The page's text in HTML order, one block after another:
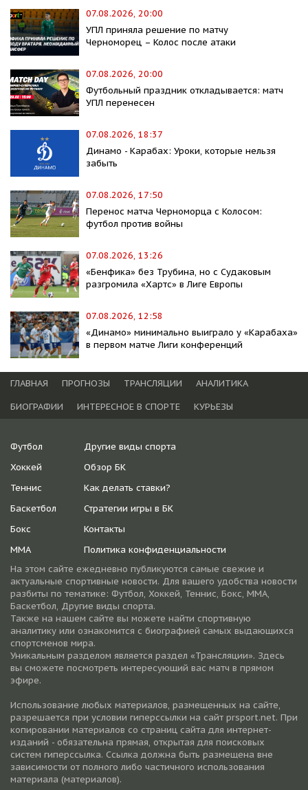
07.08.2026, 20:00
УПЛ приняла решение по матчу
Черноморец – Колос после атаки
07.08.2026, 20:00
Футбольный праздник откладывается: матч
УПЛ перенесен
07.08.2026, 18:37
Динамо - Карабах: Уроки, которые нельзя
забыть
07.08.2026, 17:50
Перенос матча Черноморца с Колосом:
футбол против войны
07.08.2026, 13:26
«Бенфика» без Трубина, но с Судаковым
разгромила «Хартс» в Лиге Европы
07.08.2026, 12:58
«Динамо» минимально выиграло у «Карабаха»
в первом матче Лиги конференций
ГЛАВНАЯ ПРОГНОЗЫ ТРАНСЛЯЦИИ
АНАЛИТИКА
БИОГРАФИИ
ИНТЕРЕСНОЕ В СПОРТЕ КУРЬЕЗЫ
Футбол
Хоккей
Теннис
Баскетбол
Бокс
ММА
Другие виды спорта
Обзор БК
Как делать ставки?
Стратегии игры в БК
Контакты
Политика конфиденциальности
На этом сайте ежедневно публикуются самые свежие и
актуальные спортивные новости. Для вашего удобства новости
разбиты по тематике: Футбол, Хоккей, Теннис, Бокс, ММА,
Баскетбол, Другие виды спорта.
Также на нашем сайте вы можете найти спортивную
аналитику или ознакомится с биографией самых выдающихся
спортсменов мира.
Уникальным разделом является раздел «Трансляции». Здесь
вы сможете посмотреть интересующий вас матч в прямом
эфире.
Использование любых материалов, размещенных на сайте,
разрешается при условии гиперссылки на cайт prsport.net. При
копировании материалов со страниц сайта для интернет-
изданий - обязательна прямая, открытая для поисковых
систем гиперссылка. Ссылка должна быть размещена вне
зависимости от полного либо частичного использования
материала (материалов).